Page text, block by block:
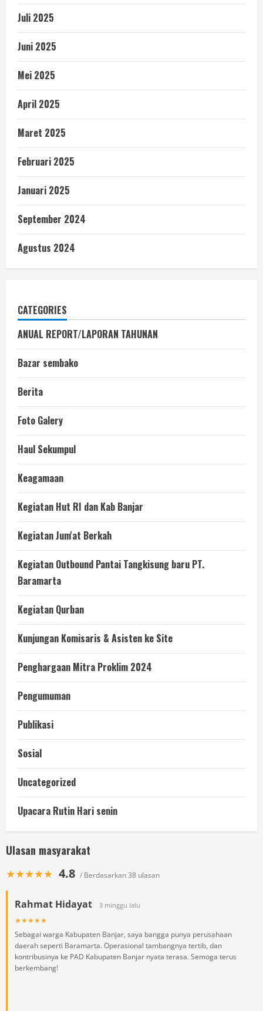
Juli 2025
Juni 2025
Mei 2025
April 2025
Maret 2025
Februari 2025
Januari 2025
September 2024
Agustus 2024
CATEGORIES
ANUAL REPORT/LAPORAN TAHUNAN
Bazar sembako
Berita
Foto Galery
Haul Sekumpul
Keagamaan
Kegiatan Hut RI dan Kab Banjar
Kegiatan Jum'at Berkah
Kegiatan Outbound Pantai Tangkisung baru PT.
Baramarta
Kegiatan Qurban
Kunjungan Komisaris & Asisten ke Site
Penghargaan Mitra Proklim 2024
Pengumuman
Publikasi
Sosial
Uncategorized
Upacara Rutin Hari senin
Ulasan masyarakat
★★★★★ 4.8 / Berdasarkan 38 ulasan
Rahmat Hidayat 3 minggu lalu
★★★★★
Sebagai warga Kabupaten Banjar, saya bangga punya perusahaan
daerah seperti Baramarta. Operasional tambangnya tertib, dan
kontribusinya ke PAD Kabupaten Banjar nyata terasa. Semoga terus
berkembang!